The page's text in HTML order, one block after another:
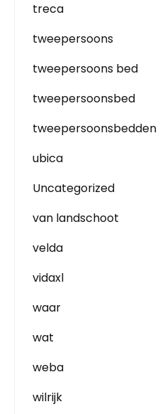
treca
tweepersoons
tweepersoons bed
tweepersoonsbed
tweepersoonsbedden
ubica
Uncategorized
van landschoot
velda
vidaxl
waar
wat
weba
wilrijk